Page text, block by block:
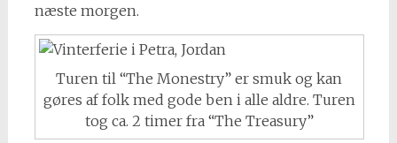
næste morgen.
Turen til “The Monestry” er smuk og kan
gøres af folk med gode ben i alle aldre. Turen
tog ca. 2 timer fra “The Treasury”